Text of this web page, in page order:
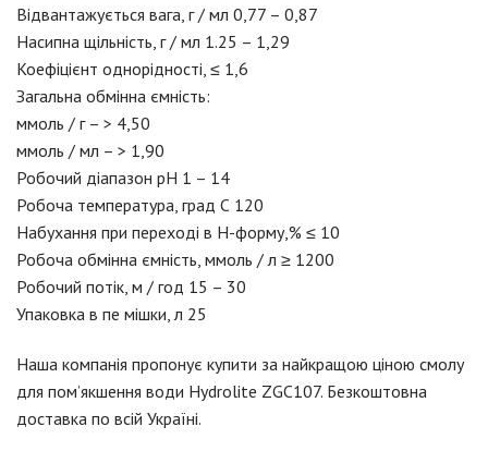
Відвантажується вага, г / мл 0,77 – 0,87
Насипна щільність, г / мл 1.25 – 1,29
Коефіцієнт однорідності, ≤ 1,6
Загальна обмінна ємність:
ммоль / г – > 4,50
ммоль / мл – > 1,90
Робочий діапазон рН 1 – 14
Робоча температура, град С 120
Набухання при переході в Н-форму,% ≤ 10
Робоча обмінна ємність, ммоль / л ≥ 1200
Робочий потік, м / год 15 – 30
Упаковка в пе мішки, л 25
Наша компанія пропонує купити за найкращою ціною смолу
для пом’якшення води Hydrolite ZGC107. Безкоштовна
доставка по всій Україні.